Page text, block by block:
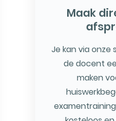
Maak
Je kan via
de docent
maken